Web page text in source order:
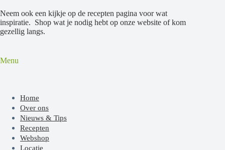
Neem ook een kijkje op de recepten pagina voor wat
inspiratie. Shop wat je nodig hebt op onze website of kom
gezellig langs.
Menu
Home
Over ons
Nieuws & Tips
Recepten
Webshop
Locatie